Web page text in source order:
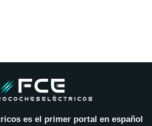
es el primer portal en español